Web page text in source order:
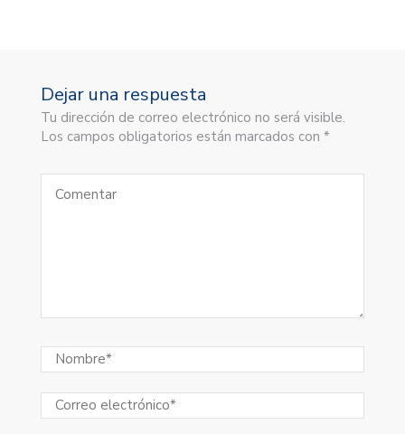
Dejar una respuesta
Tu dirección de correo electrónico no será visible.
Los campos obligatorios están marcados con *